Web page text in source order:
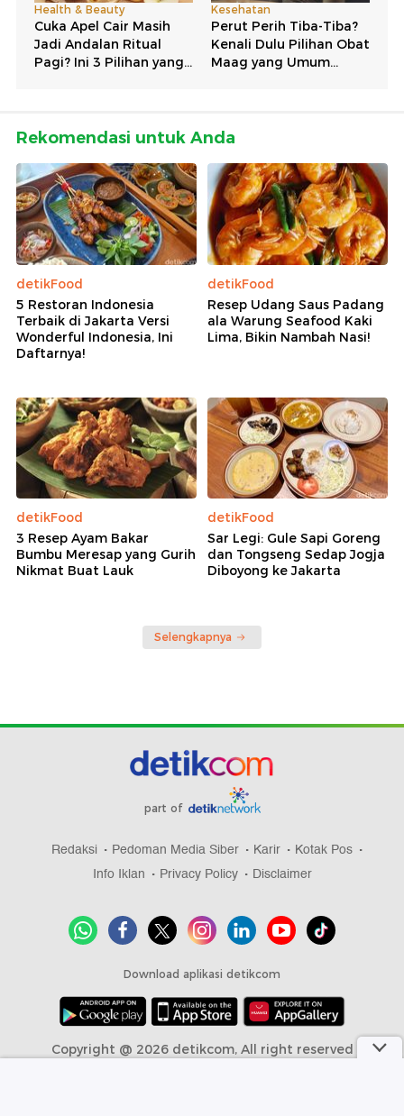
Rekomendasi untuk Anda
detikFood
5 Restoran Indonesia
Terbaik di Jakarta Versi
Wonderful Indonesia, Ini
Daftarnya!
detikFood
Resep Udang Saus Padang
ala Warung Seafood Kaki
Lima, Bikin Nambah Nasi!
detikFood
3 Resep Ayam Bakar
Bumbu Meresap yang Gurih
Nikmat Buat Lauk
detikFood
Sar Legi: Gule Sapi Goreng
dan Tongseng Sedap Jogja
Diboyong ke Jakarta
Selengkapnya
part of
Redaksi Pedoman Media Siber Karir
Kotak Pos
Info Iklan
Privacy Policy Disclaimer
Download aplikasi detikcom
Copyright @ 2026 detikcom, All right reserved